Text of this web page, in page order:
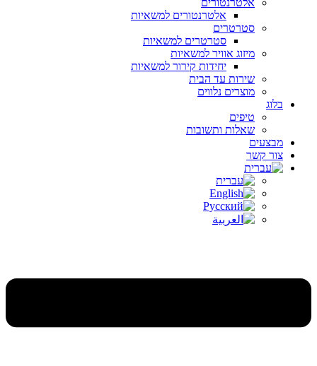
אלטרנטורים
אלטרנטורים למשאיות
סטרטרים
סטרטרים למשאיות
מיזוג אוויר למשאיות
יחידות קירור למשאיות
שירות עד הבית
מוצרים נלווים
בלוג
טיפים
שאלות ותשובות
מבצעים
צור קשר